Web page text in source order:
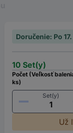
Doručenie: Po
10 Set(y)
Počet (Veľkosť
ks)
Set(y)
Už